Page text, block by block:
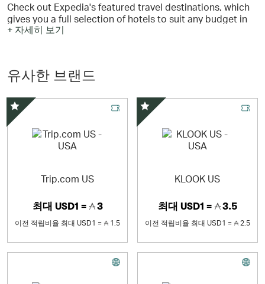
Check out Expedia's featured travel destinations, which
gives you a full selection of hotels to suit any budget in
the most popular destinations in Malaysia, Southeast
客設立本地化網站，提供機票、租車、活動、酒店預訂等服
務，選擇十分多樣化，讓您輕鬆探索世界。
+ 자세히 보기
유사한 브랜드
Trip.com US
최대 USD1 = 3
이전 적립비율 최대 USD1 = 1.5
스페셜 오퍼
KLOOK US
최대 USD1 = 3.5
이전 적립비율 최대 USD1 = 2.5
스페셜 오퍼